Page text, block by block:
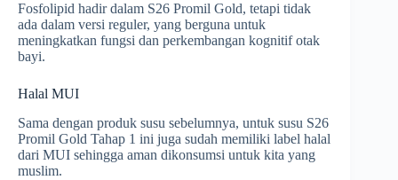
Fosfolipid hadir dalam S26 Promil Gold, tetapi tidak
ada dalam versi reguler, yang berguna untuk
meningkatkan fungsi dan perkembangan kognitif otak
bayi.
Halal MUI
Sama dengan produk susu sebelumnya, untuk susu S26
Promil Gold Tahap 1 ini juga sudah memiliki label halal
dari MUI sehingga aman dikonsumsi untuk kita yang
muslim.